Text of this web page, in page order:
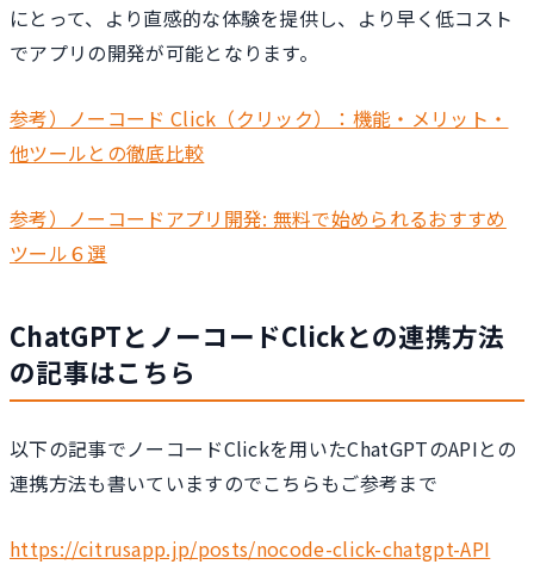
にとって、より直感的な体験を提供し、より早く低コスト
でアプリの開発が可能となります。
参考）ノーコード Click（クリック）：機能・メリット・
他ツールとの徹底比較
参考）ノーコードアプリ開発: 無料で始められるおすすめ
ツール６選
ChatGPTとノーコードClickとの連携方法
の記事はこちら
以下の記事でノーコードClickを用いたChatGPTのAPIとの
連携方法も書いていますのでこちらもご参考まで
https://citrusapp.jp/posts/nocode-click-chatgpt-API